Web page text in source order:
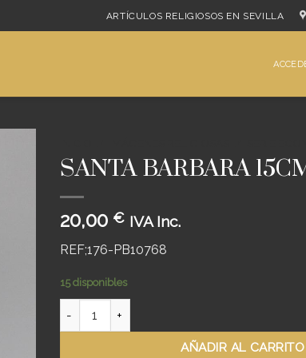
ARTÍCULOS RELIGIOSOS EN SEVILLA
SANTA BARBARA
20,00 € IVA Inc.
REF;176-PB10768
15 disponibles
AÑADIR AL CARRITO